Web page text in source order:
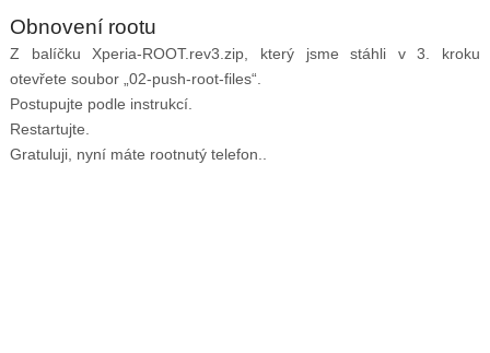
Obnovení rootu
Z balíčku Xperia-ROOT.rev3.zip, který jsme stáhli v 3. kroku
otevřete soubor „02-push-root-files“.
Postupujte podle instrukcí.
Restartujte.
Gratuluji, nyní máte rootnutý telefon..